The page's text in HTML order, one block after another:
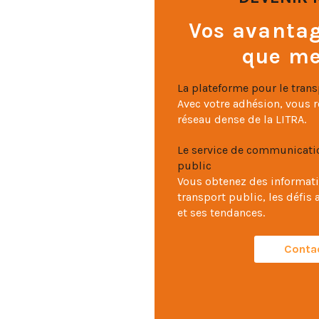
Vos
que
La plateforme pour le
Avec votre adhésion, vous
réseau dense de la LITRA.
Le service de
public
Vous obtenez des
transport public, les défis
et ses tendances.